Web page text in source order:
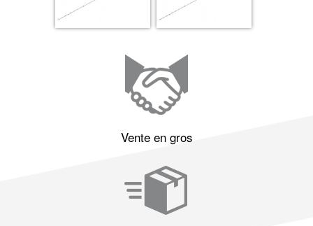
Vente en gros